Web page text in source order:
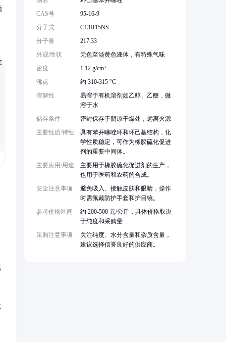
CAS号
95-16-9
分子式
C13H15NS
分子量
217.33
外观/性状
无色至淡黄色液体，有特殊气味
密度
1.12 g/cm³
沸点
约 310-315 °C
溶解性
易溶于有机溶剂如乙醇、乙醚，微
溶于水
储存条件
密封保存于阴凉干燥处，远离火源
主要性质/特性
具有苯并噻唑环和环己基结构，化
学性质稳定，可作为橡胶硫化促进
剂的重要中间体。
主要应用/用途
主要用于橡胶硫化促进剂的生产，
也用于医药和农药的合成。
安全注意事项
避免吸入、接触皮肤和眼睛，操作
时需佩戴防护手套和护目镜。
参考价格区间
约 200-500 元/公斤，具体价格取决
于纯度和采购量
采购注意事项
关注纯度、水分含量和杂质含量，
建议选择信誉良好的供应商。